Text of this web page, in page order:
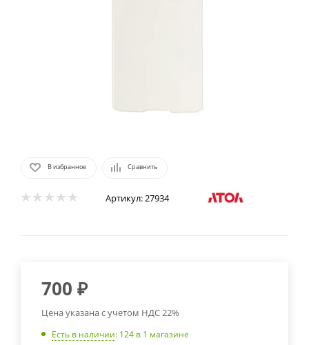
В избранное Сравнить
Артикул:27934
700 ₽
Цена указана с учетом НДС 22%
Есть в наличии: 124 в 1 магазине